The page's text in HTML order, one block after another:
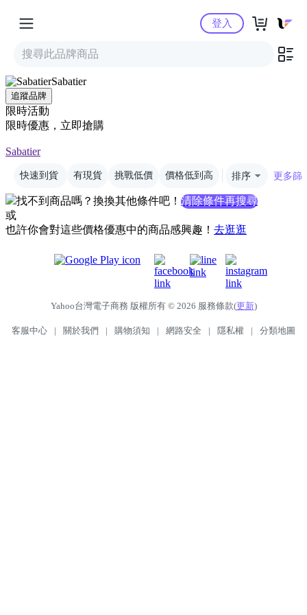
Yahoo購物中心
登入
Sabatier
追蹤品牌
限時活動
限時優惠，立即搶購
Sabatier
快速到貨 有現貨 挑戰低價 價格低到高 排序 更多篩
找不到商品嗎？換換其他條件吧！ 清除條件再搜尋
或
也許你會對這些價格優惠中的商品感興趣！ 去逛逛
Yahoo台灣電子商務 版權所有 © 2026 服務條款(更新)
客服中心 | 關於我們 | 購物須知 | 網路安全 | 隱私權 | 分類地圖